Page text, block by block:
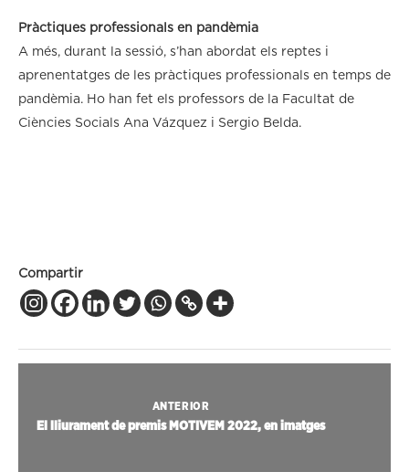
Pràctiques professionals en pandèmia
A més, durant la sessió, s’han abordat els reptes i
aprenentatges de les pràctiques professionals en temps de
pandèmia. Ho han fet els professors de la Facultat de
Ciències Socials Ana Vázquez i Sergio Belda.
Compartir
ANTERIOR
El lliurament de premis MOTIVEM 2022, en imatges